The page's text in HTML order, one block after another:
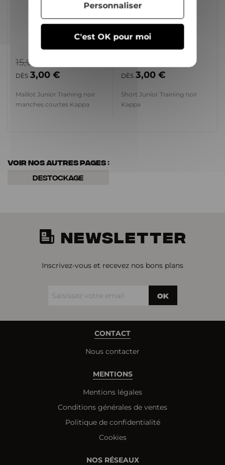
DÈS 3,00 €
15,00 €
Maillot Junior Training noir
manches courtes Kappa
DÈS 3,00 €
Short Junior Training noir
Kappa
Voir nos autres pages :
Destockage
NEWSLETTER
Inscrivez-vous et recevez nos bons plans
OK
CONTACT
Nous contacter
MENTIONS
Mentions légales
Conditions générales de ventes
Politique de confidentialité
Cookies
NOS RÉSEAUX
C'est OK pour moi
Personnaliser